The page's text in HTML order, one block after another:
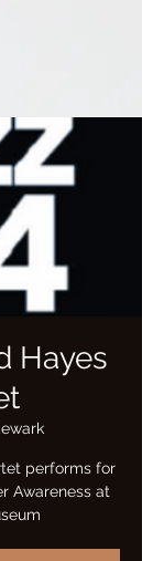
Hayes
performs for
Awareness at